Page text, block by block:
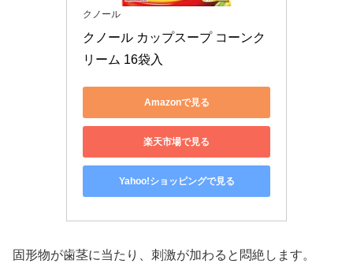
クノール
クノール カップスープ コーンク
リーム 16袋入
Amazonで見る
楽天市場で見る
Yahoo!ショッピングで見る
固形物が歯茎に当たり、刺激が加わると悶絶します。